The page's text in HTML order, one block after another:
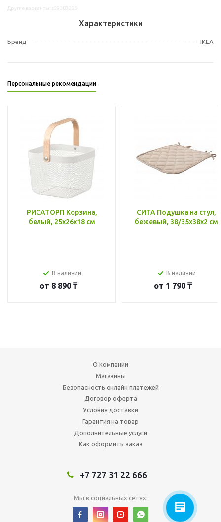
Характеристики
Бренд IKEA
Персональные рекомендации
РИСАТОРП Корзина,
белый, 25x26x18 см
В наличии
от 8 890 ₸
СИТА Подушка на стул,
бежевый, 38/35x38x2 см
В наличии
от 1 790 ₸
О компании
Магазины
Безопасность онлайн платежей
Договор оферта
Условия доставки
Гарантия на товар
Дополнительные услуги
Как оформить заказ
+7 727 31 22 666
Мы в социальных сетях: